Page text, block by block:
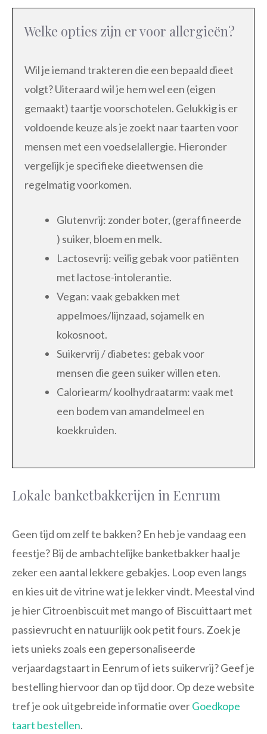
Welke opties zijn er voor allergieën?
Wil je iemand trakteren die een bepaald dieet
volgt? Uiteraard wil je hem wel een (eigen
gemaakt) taartje voorschotelen. Gelukkig is er
voldoende keuze als je zoekt naar taarten voor
mensen met een voedselallergie. Hieronder
vergelijk je specifieke dieetwensen die
regelmatig voorkomen.
Glutenvrij: zonder boter, (geraffineerde
) suiker, bloem en melk.
Lactosevrij: veilig gebak voor patiënten
met lactose-intolerantie.
Vegan: vaak gebakken met
appelmoes/lijnzaad, sojamelk en
kokosnoot.
Suikervrij / diabetes: gebak voor
mensen die geen suiker willen eten.
Caloriearm/ koolhydraatarm: vaak met
een bodem van amandelmeel en
koekkruiden.
Lokale banketbakkerijen in Eenrum
Geen tijd om zelf te bakken? En heb je vandaag een
feestje? Bij de ambachtelijke banketbakker haal je
zeker een aantal lekkere gebakjes. Loop even langs
en kies uit de vitrine wat je lekker vindt. Meestal vind
je hier Citroenbiscuit met mango of Biscuittaart met
passievrucht en natuurlijk ook petit fours. Zoek je
iets unieks zoals een gepersonaliseerde
verjaardagstaart in Eenrum of iets suikervrij? Geef je
bestelling hiervoor dan op tijd door. Op deze website
tref je ook uitgebreide informatie overGoedkope
taart bestellen.